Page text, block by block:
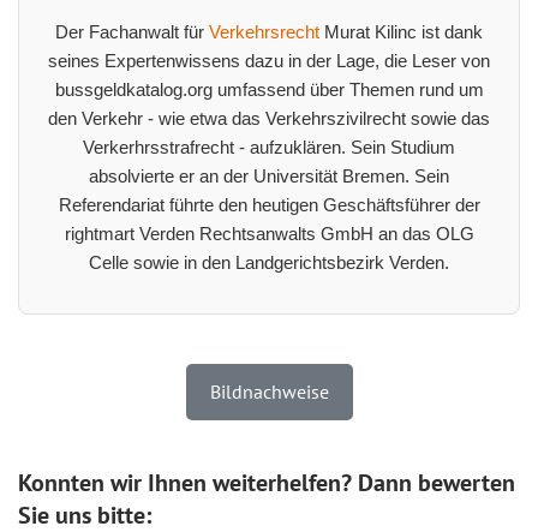
Der Fachanwalt für Verkehrsrecht Murat Kilinc ist dank
seines Expertenwissens dazu in der Lage, die Leser von
bussgeldkatalog.org umfassend über Themen rund um
den Verkehr - wie etwa das Verkehrszivilrecht sowie das
Verkerhrsstrafrecht - aufzuklären. Sein Studium
absolvierte er an der Universität Bremen. Sein
Referendariat führte den heutigen Geschäftsführer der
rightmart Verden Rechtsanwalts GmbH an das OLG
Celle sowie in den Landgerichtsbezirk Verden.
Bildnachweise
Konnten wir Ihnen weiterhelfen? Dann bewerten
Sie uns bitte: